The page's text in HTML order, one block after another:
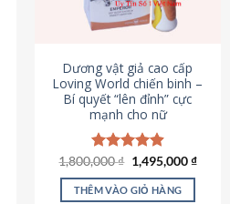
Dương vật giả cao cấp
Loving World chiến binh –
Bí quyết “lên đỉnh” cực
mạnh cho nữ
Được xếp
hạng4.89
5 sao
1,800,000₫ Giá
gốc
là:
1,800,000 ₫.
1,495,000₫Giá
THÊM VÀO GIỎ HÀNG